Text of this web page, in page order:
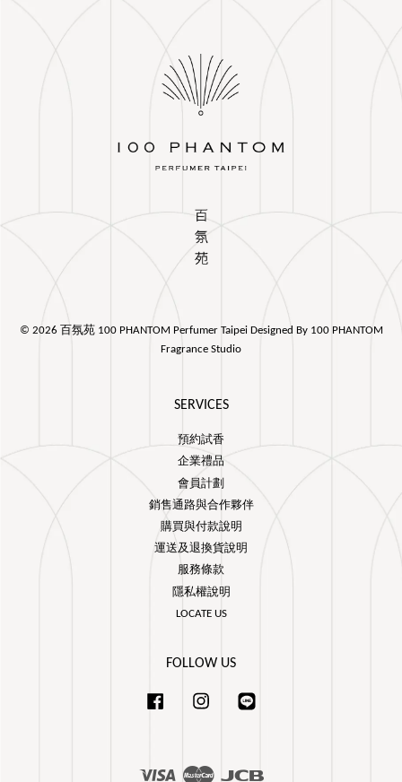
© 2026 百氛苑 100 PHANTOM Perfumer Taipei Designed By 100 PHANTOM
Fragrance Studio
SERVICES
預約試香
企業禮品
會員計劃
銷售通路與合作夥伴
購買與付款說明
運送及退換貨說明
服務條款
隱私權說明
LOCATE US
FOLLOW US
Facebook Instagram
Visa Master